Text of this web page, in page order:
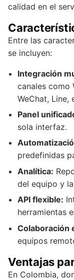
calidad en el
Entre las
se incluyen:
Integración
canales como
WeChat, Line,
Panel
sola interfaz.
predefinidas
Analítica:
del equipo y
API flexible:
herramientas
Colaboración
equipos
Ventajas
En Colombia,